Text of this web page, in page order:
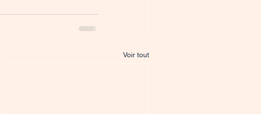
Voir tout